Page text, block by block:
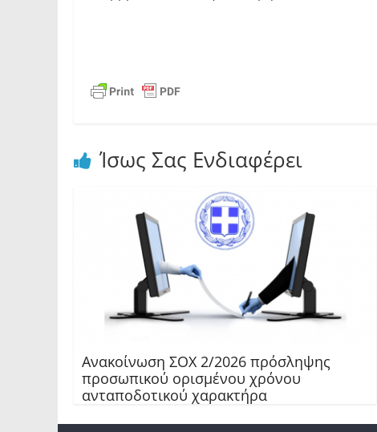
Ίσως Σας Ενδιαφέρει
Ανακοίνωση ΣΟΧ 2/2026 πρόσληψης
προσωπικού ορισμένου χρόνου
ανταποδοτικού χαρακτήρα